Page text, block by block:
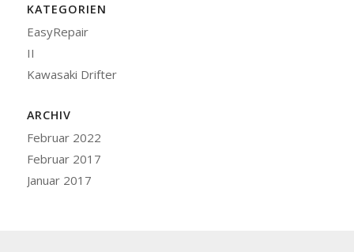
KATEGORIEN
EasyRepair
II
Kawasaki Drifter
ARCHIV
Februar 2022
Februar 2017
Januar 2017